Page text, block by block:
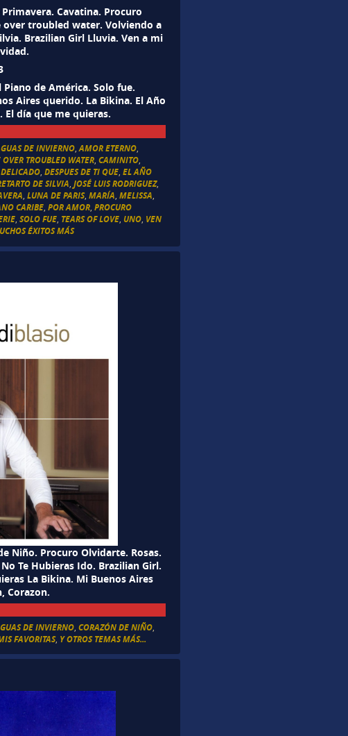
Cavatina. Procuro
over troubled water. Volviendo a
Brazilian Girl Lluvia. Ven a mi
de América. Solo fue.
Aires querido. La Bikina. El Año
El día que me quieras.
DE INVIERNO,AMOR ETERNO,
OVER TROUBLED WATER,CAMINITO,
DELICADO,DESPUES DE TI QUE,EL AÑO
DE SILVIA,JOSÉ LUIS RODRIGUEZ,
,LUNA DE PARIS,MARÍA,MELISSA,
CARIBE,POR AMOR,PROCURO
,SOLO FUE, TEARS OF LOVE, UNO, VEN
ÉXITOS MÁS
Niño. Procuro Olvidarte. Rosas.
Te Hubieras Ido. Brazilian Girl.
La Bikina. Mi Buenos Aires
Corazon.
DE INVIERNO ,CORAZÓN DE NIÑO
FAVORITAS, Y OTROS TEMAS MÁS...